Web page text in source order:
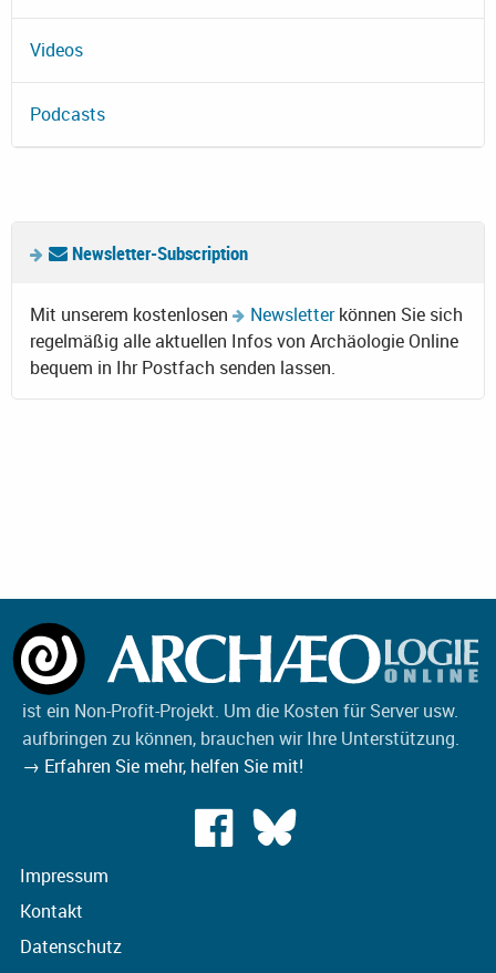
Videos
Podcasts
Newsletter-Subscription
Mit unserem kostenlosen Newsletterkönnen Sie sich
regelmäßig alle aktuellen Infos von Archäologie Online
bequem in Ihr Postfach senden lassen.
ist ein Non-Profit-Projekt. Um die Kosten für Server usw.
aufbringen zu können, brauchen wir Ihre Unterstützung.
→ Erfahren Sie mehr, helfen Sie mit!
Impressum
Kontakt
Datenschutz